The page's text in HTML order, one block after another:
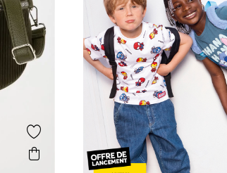
Ajouter aux favoris
Aperçu rapide